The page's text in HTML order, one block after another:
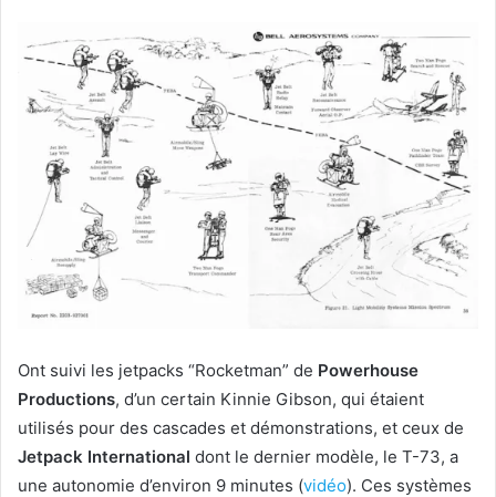
Ont suivi les jetpacks “Rocketman” de Powerhouse
Productions, d’un certain Kinnie Gibson, qui étaient
utilisés pour des cascades et démonstrations, et ceux de
Jetpack International dont le dernier modèle, le T-73, a
une autonomie d’environ 9 minutes (vidéo). Ces systèmes